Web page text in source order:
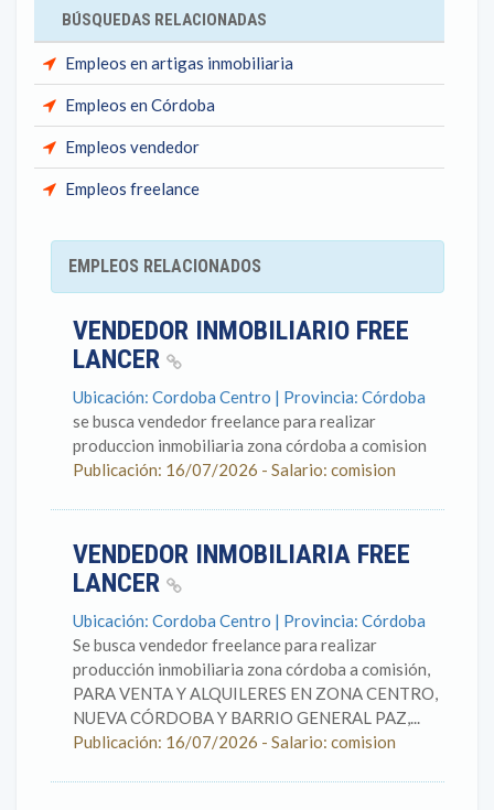
BÚSQUEDAS RELACIONADAS
Empleos en artigas inmobiliaria
Empleos en Córdoba
Empleos vendedor
Empleos freelance
EMPLEOS RELACIONADOS
VENDEDOR INMOBILIARIO FREE
LANCER
Ubicación: Cordoba Centro | Provincia: Córdoba
se busca vendedor freelance para realizar
produccion inmobiliaria zona córdoba a comision
Publicación: 16/07/2026 - Salario: comision
VENDEDOR INMOBILIARIA FREE
LANCER
Ubicación: Cordoba Centro | Provincia: Córdoba
Se busca vendedor freelance para realizar
producción inmobiliaria zona córdoba a comisión,
PARA VENTA Y ALQUILERES EN ZONA CENTRO,
NUEVA CÓRDOBA Y BARRIO GENERAL PAZ,...
Publicación: 16/07/2026 - Salario: comision